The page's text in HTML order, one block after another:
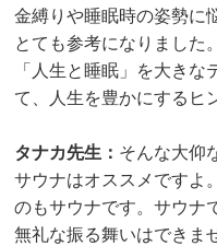
金縛りや睡眠時の姿勢に
とても参考になりました
「人生と睡眠」を大き
て、人生を豊かにするヒ
タナカ先生： そんな大仰
サウナはオススメですよ
のもサウナです。サウナ
無礼な振る舞いはできま